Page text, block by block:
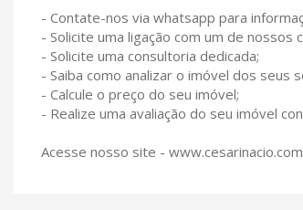
- Contate-nos via whatsapp para
- Solicite uma ligação com um de
- Solicite uma consultoria dedicada;
- Saiba como analizar o imóvel dos seus
- Calcule o preço do seu imóvel;
- Realize uma avaliação do seu imóvel
Acesse nosso site -